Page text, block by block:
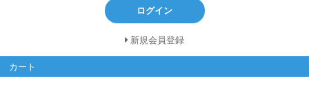
ログイン
新規会員登録
カート